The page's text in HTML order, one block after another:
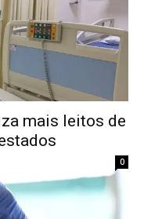
mais leitos de
0